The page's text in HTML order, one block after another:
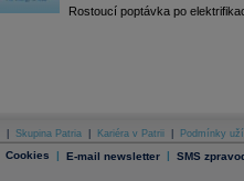
Rostoucí poptávka po
Skupina Patria Kariéra v Patrii Podmínky
Cookies | E-mail newsletter | SMS